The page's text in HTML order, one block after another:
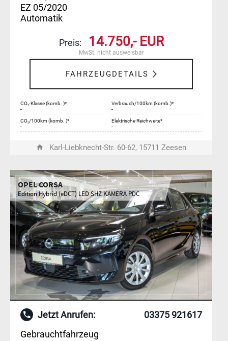
EZ 05/2020
Automatik
Preis: 14.750,- EUR
MwSt. nicht ausweisbar
FAHRZEUGDETAILS
CO₂-Klasse (komb. )*
-
Verbrauch/100km (komb.)*
-
CO₂/100km (komb. )*
-
Elektrische Reichweite*
-
Karl-Liebknecht-Str. 60-62, 15711 Zeesen
OPEL CORSA
Edition Hybrid (eDCT) LED SHZ KAMERA PDC
Jetzt Anrufen:
03375 921617
Gebrauchtfahrzeug